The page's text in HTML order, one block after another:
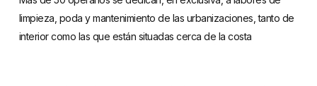
limpieza, poda y mantenimiento de las urbanizaciones, tanto de
interior como las que están situadas cerca de la costa